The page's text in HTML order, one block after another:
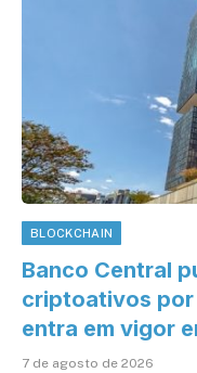
BLOCKCHAIN
Banco Central
criptoativos por
entra em vigor
7 de agosto de 2026